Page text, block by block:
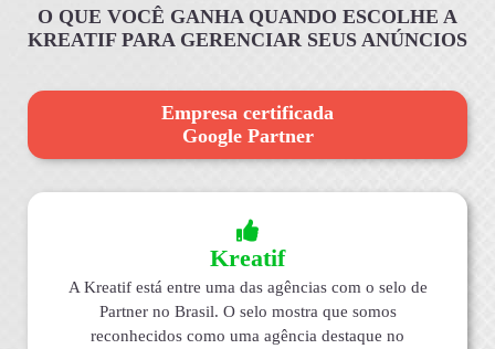
O QUE VOCÊ GANHA QUANDO ESCOLHE A
KREATIF PARA GERENCIAR SEUS ANÚNCIOS
Empresa certificada
Google Partner
Kreatif
A Kreatif está entre uma das agências com o selo de
Partner no Brasil. O selo mostra que somos
reconhecidos como uma agência destaque no